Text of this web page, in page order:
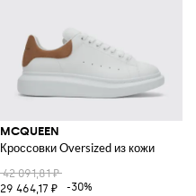
MCQUEEN
Кроссовки Oversized из кожи
42 091,81 ₽
29 464,17 ₽
-30%